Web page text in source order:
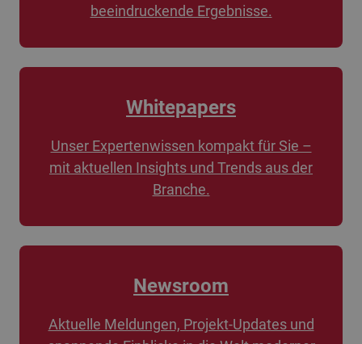
beeindruckende Ergebnisse.
Whitepapers
Unser Expertenwissen kompakt für Sie –
mit aktuellen Insights und Trends aus der
Branche.
Newsroom
Aktuelle Meldungen, Projekt-Updates und